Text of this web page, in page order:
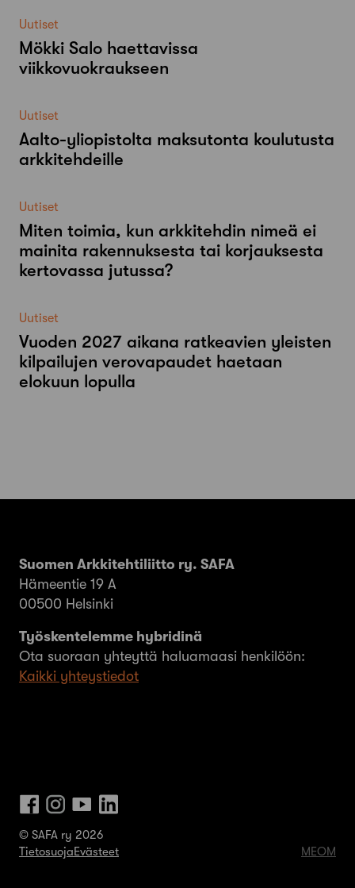
Uutiset
Mökki Salo haettavissa
viikkovuokraukseen
Uutiset
Aalto-​yliopistolta maksutonta koulutusta
arkkitehdeille
Uutiset
Miten toimia, kun arkkitehdin nimeä ei
mainita rakennuksesta tai korjauksesta
kertovassa jutussa?
Uutiset
Vuoden 2027 aikana ratkeavien yleisten
kilpailujen verovapaudet haetaan
elokuun lopulla
Suomen Arkkitehtiliitto ry. SAFA
Hämeentie 19 A
00500 Helsinki
Työskentelemme hybridinä
Ota suoraan yhteyttä haluamaasi henkilöön:
Kaikki yhteystiedot
© SAFA ry 2026
TietosuojaEvästeet MEOM